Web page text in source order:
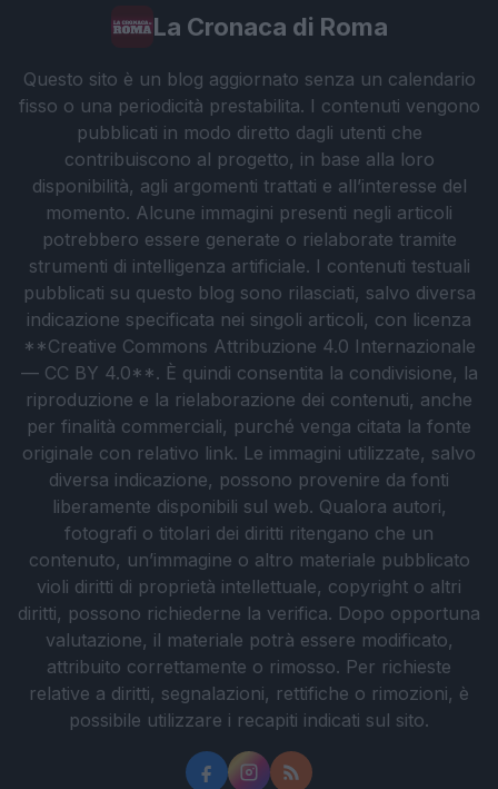
La Cronaca di Roma
Questo sito è un blog aggiornato senza un calendario
fisso o una periodicità prestabilita. I contenuti vengono
pubblicati in modo diretto dagli utenti che
contribuiscono al progetto, in base alla loro
disponibilità, agli argomenti trattati e all’interesse del
momento. Alcune immagini presenti negli articoli
potrebbero essere generate o rielaborate tramite
strumenti di intelligenza artificiale. I contenuti testuali
pubblicati su questo blog sono rilasciati, salvo diversa
indicazione specificata nei singoli articoli, con licenza
**Creative Commons Attribuzione 4.0 Internazionale
— CC BY 4.0**. È quindi consentita la condivisione, la
riproduzione e la rielaborazione dei contenuti, anche
per finalità commerciali, purché venga citata la fonte
originale con relativo link. Le immagini utilizzate, salvo
diversa indicazione, possono provenire da fonti
liberamente disponibili sul web. Qualora autori,
fotografi o titolari dei diritti ritengano che un
contenuto, un’immagine o altro materiale pubblicato
violi diritti di proprietà intellettuale, copyright o altri
diritti, possono richiederne la verifica. Dopo opportuna
valutazione, il materiale potrà essere modificato,
attribuito correttamente o rimosso. Per richieste
relative a diritti, segnalazioni, rettifiche o rimozioni, è
possibile utilizzare i recapiti indicati sul sito.